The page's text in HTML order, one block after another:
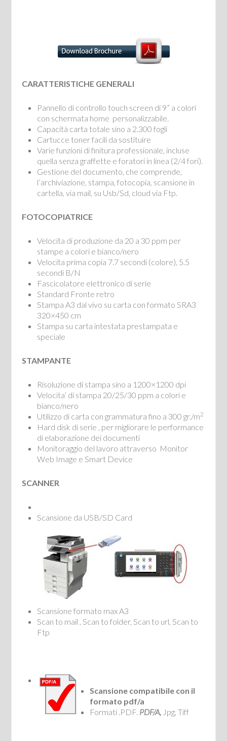
CARATTERISTICHE GENERALI
Pannello di controllo touch screen di 9” a colori
con schermata home personalizzabile.
Capacità carta totale sino a 2.300 fogli
Cartucce toner facili da sostituire
Varie funzioni di finitura professionale, incluse
quella senza graffette e foratori in linea (2/4 fori).
Gestione del documento, che comprende,
l’archiviazione, stampa, fotocopia, scansione in
cartella, via mail, su Usb/Sd, cloud via Ftp.
FOTOCOPIATRICE
Velocita di produzione da 20 a 30 ppm per
stampe a colori e bianco/nero
Velocita prima copia 7.7 secondi (colore), 5.5
secondi B/N
Fascicolatore elettronico di serie
Standard Fronte retro
Stampa A3 dal vivo su carta con formato SRA3
320×450 cm
Stampa su carta intestata prestampata e
speciale
STAMPANTE
Risoluzione di stampa sino a 1200×1200 dpi
Velocita’ di stampa 20/25/30 ppm a colori e
bianco/nero
Utilizzo di carta con grammatura fino a 300 gr./m2
Hard disk di serie , per migliorare le performance
di elaborazione dei documenti
Monitoraggio del lavoro attraverso Monitor
Web Image e Smart Device
SCANNER
Scansione da USB/SD Card
Scansione formato max A3
Scan to mail , Scan to folder, Scan to url, Scan to
Ftp
Scansione compatibile con il
formato pdf/a
Formati .PDF. PDF/A, Jpg, Tiff